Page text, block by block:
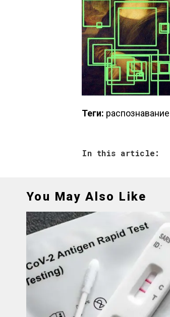
Теги: распознавание
In this article:
You May Also Like